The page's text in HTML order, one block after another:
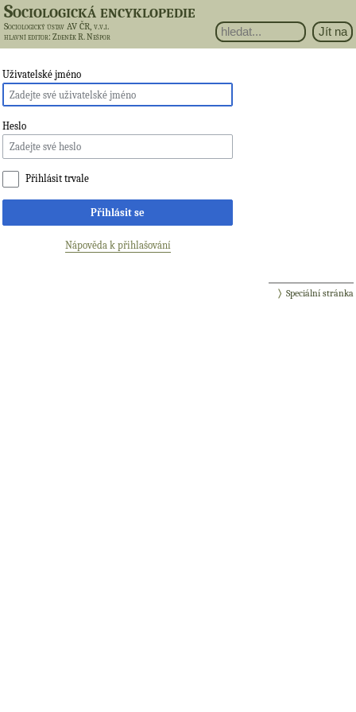
Sociologická encyklopedie
Sociologický ústav AV ČR, v.v.i.
hlavní editor: Zdeněk R. Nešpor
Uživatelské jméno
Heslo
Přihlásit trvale
Přihlásit se
Nápověda k přihlašování
Speciální stránka